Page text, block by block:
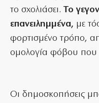
το σχολιάσει. Το
επανειλημμένα, με
φορτισμένο τρόπο,
ομολογία φόβου που
Οι δημοσκοπήσεις